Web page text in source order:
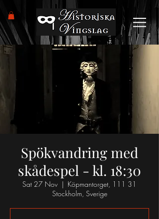
Spökvandring med
skådespel - kl. 18:30
Sat 27 Nov
  |
Köpmantorget, 111 31
Stockholm, Sverige